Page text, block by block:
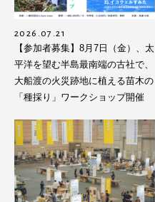
2026.07.21
【参加者募集】8月7日（金）、太
平洋を望む半島最南端の古社で、
大船渡の火災跡地に植える苗木の
「種採り」ワークショップ開催